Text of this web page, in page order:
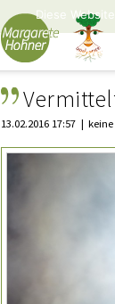
13.02.2016 17:57
Diese